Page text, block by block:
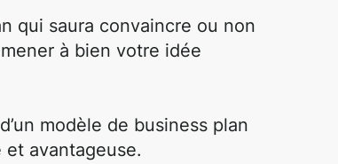
qui saura convaincre ou non
à bien votre idée
modèle de business plan
avantageuse.